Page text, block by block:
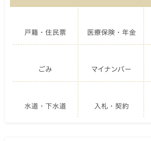
戸籍・住民票 医療保険・年金
ごみ マイナンバー
水道・下水道 入札・契約